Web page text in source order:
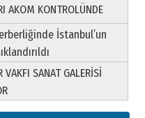
AKOM KONTROLÜNDE
İstanbul’un
SANAT GALERİSİ
Şirin’e